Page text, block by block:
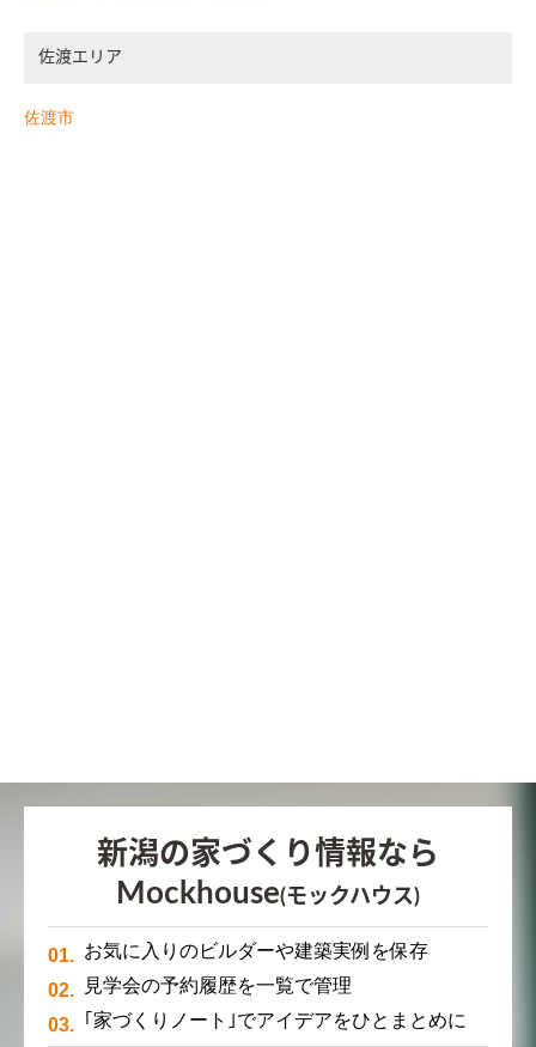
佐渡エリア
佐渡市
新潟の家づくり情報なら
Mockhouse(モックハウス)
お気に入りのビルダーや建築実例を保存
見学会の予約履歴を一覧で管理
｢家づくりノート｣でアイデアをひとまとめに